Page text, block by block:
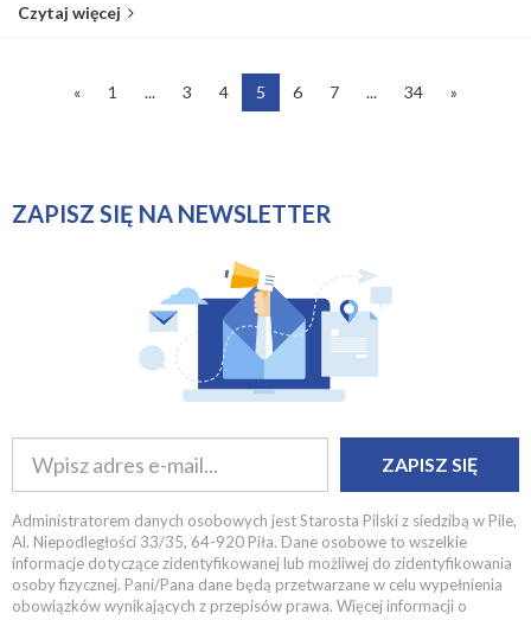
Czytaj więcej
« 1 ... 3 4 5 6 7 ... 34 »
ZAPISZ SIĘ NA NEWSLETTER
ZAPISZ SIĘ
Administratorem danych osobowych jest Starosta Pilski z siedzibą w Pile,
Al. Niepodległości 33/35, 64-920 Piła. Dane osobowe to wszelkie
informacje dotyczące zidentyfikowanej lub możliwej do zidentyfikowania
osoby fizycznej. Pani/Pana dane będą przetwarzane w celu wypełnienia
obowiązków wynikających z przepisów prawa. Więcej informacji o